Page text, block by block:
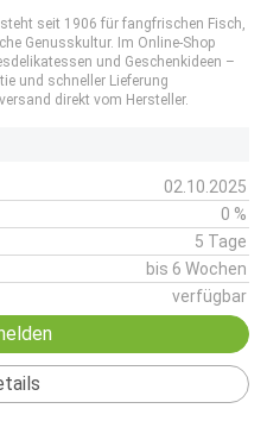
seit 1906 für fangfrischen Fisch,
Genusskultur. Im Online-Shop
und Geschenkideen –
und schneller Lieferung
direkt vom Hersteller.
02.10.2025
0 %
5 Tage
bis 6 Wochen
verfügbar